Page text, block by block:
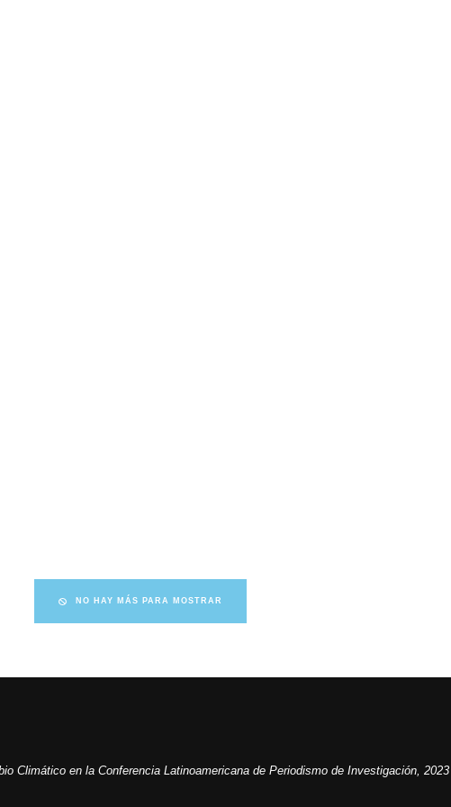
NO HAY MÁS PARA MOSTRAR
Climático en la Conferencia Latinoamericana de Periodismo de Investigación, 2023